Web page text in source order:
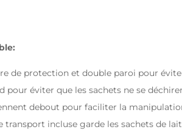
de protection et double paroi pour
pour éviter que les sachets ne se
debout pour faciliter la
transport incluse garde les sachets de